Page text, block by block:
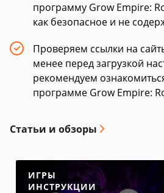
программу Grow Empire:
как безопасное и не
Проверяем ссылки на
менее перед загрузкой
рекомендуем
программе Grow Empire:
Статьи и обзоры
ИГРЫ
ИНСТРУКЦИИ